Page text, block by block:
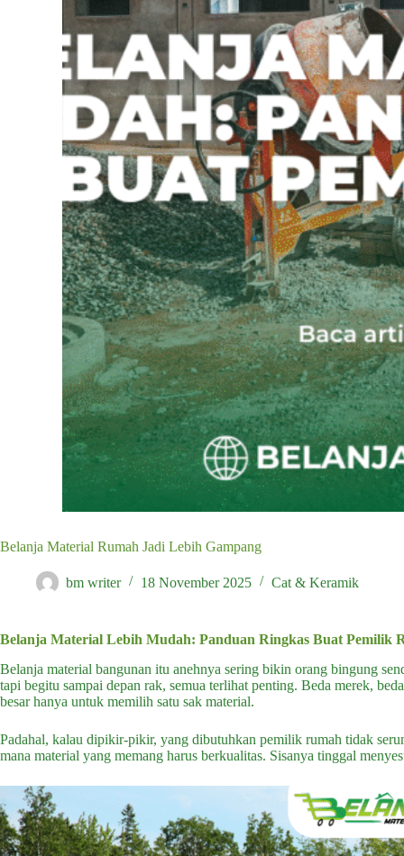
Belanja Material Rumah Jadi Lebih Gampang
bm writer 18 November 2025 Cat & Keramik
Belanja Material Lebih Mudah: Panduan Ringkas Buat Pemilik
Belanja material bangunan itu anehnya sering bikin orang bingung
tapi begitu sampai depan rak, semua terlihat penting. Beda merek,
besar hanya untuk memilih satu sak material.
Padahal, kalau dipikir-pikir, yang dibutuhkan pemilik rumah tidak
mana material yang memang harus berkualitas. Sisanya tinggal